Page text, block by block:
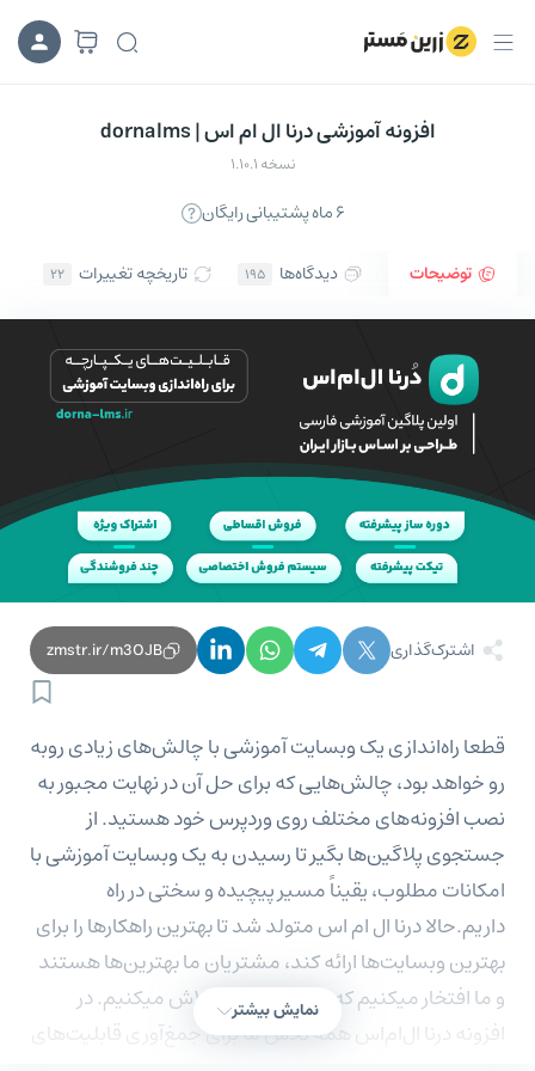
افزونه آموزشی درنا ال ام اس | dornalms
نسخه 1.10.1
توضیحات دیدگاه‌ها ۱۹۵ تاریخچه تغییرات ۲۲
۶ ماه پشتیبانی رایگان
اشترک‌گذاری zmstr.ir/m3OJB
قطعا راه‌اندازی یک وبسایت آموزشی با چالش‌های زیادی روبه
رو خواهد بود، چالش‌هایی که برای حل آن در نهایت مجبور به
نصب افزونه‌های مختلف روی وردپرس خود هستید. از
جستجوی پلاگین‌ها بگیر تا رسیدن به یک وبسایت آموزشی با
امکانات مطلوب، یقیناً مسیر پیچیده و سختی در راه
داریم.حالا درنا ال ام اس متولد شد تا بهترین راهکارها را برای
بهترین وبسایت‌ها ارائه کند، مشتریان ما بهترین‌ها هستند
و ما افتخار میکنیم که برای بهترین‌ها تلاش میکنیم. در
افزونه درنا ال‌ام‌اس همه تلاش ما برای جمغ‌آوری قابلیت‌های
نمایش بیشتر